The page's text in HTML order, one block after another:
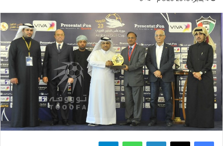
فيسبوك ‫X لينكدإن واتساب تيلقرام